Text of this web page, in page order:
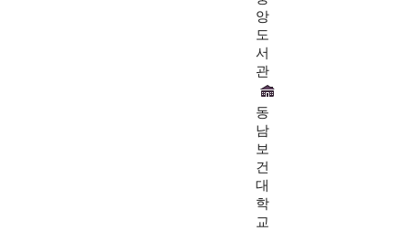
앙
도
서
관
동
남
보
건
대
학
교